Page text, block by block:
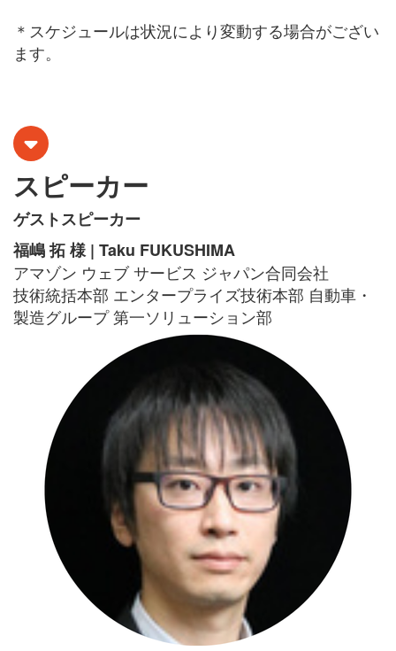
＊スケジュールは状況により変動する場合がござい
ます。
スピーカー
ゲストスピーカー
福嶋 拓 様| Taku FUKUSHIMA
アマゾン ウェブ サービス ジャパン合同会社
技術統括本部 エンタープライズ技術本部 自動車・
製造グループ 第一ソリューション部